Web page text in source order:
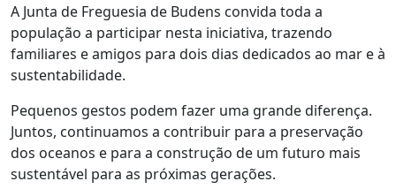
A Junta de Freguesia de Budens convida toda a
população a participar nesta iniciativa, trazendo
familiares e amigos para dois dias dedicados ao mar e à
sustentabilidade.
Pequenos gestos podem fazer uma grande diferença.
Juntos, continuamos a contribuir para a preservação
dos oceanos e para a construção de um futuro mais
sustentável para as próximas gerações.